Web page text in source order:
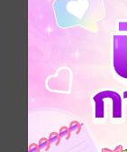
Land Vol.2
ภาษาอังกฤษ
ประเภทไฟล์
วันที่วางขาย